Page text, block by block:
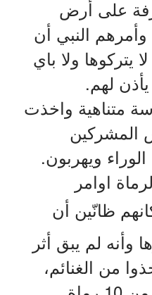
على
أرض
وأمرهم النبي
أن
لا يتركوها ولا باي
يأذن لهم.
متناهية واخذت
المشركين
الوراء ويهربون.
الرماة
اوامر
ظانّين
أن
وأنه لم يبق
أثر
من
الغنائم،